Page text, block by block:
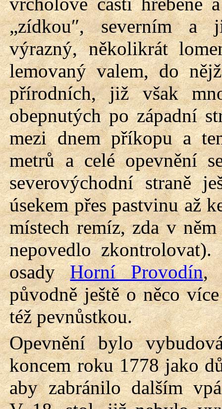
„zídkou″, severním a
výrazný, několikrát
lemovaný valem, do
přírodních, již však
obepnutých po západní
mezi dnem příkopu a
metrů a celé opevnění
severovýchodní straně
úsekem přes pastvinu až
místech remíz, zda v
nepovedlo
osadyHorní Provodín,
původně ještě o něco
též pevnůstkou.
Opevnění bylo
koncem roku 1778 jako
aby zabránilo dalším